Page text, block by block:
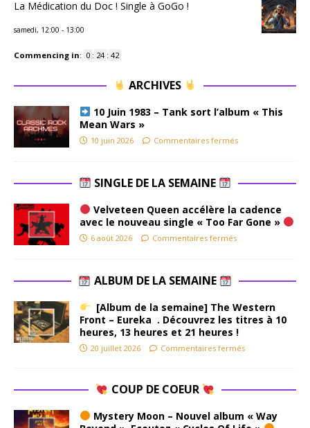
La Médication du Doc ! Single à GoGo !
samedi, 12:00 - 13:00
Commencing in: 0 : 24 : 41
ARCHIVES
10 Juin 1983 – Tank sort l’album « This
Mean Wars »
10 juin 2026 Commentaires fermés
SINGLE DE LA SEMAINE
Velveteen Queen accélère la cadence
avec le nouveau single « Too Far Gone »
6 août 2026 Commentaires fermés
ALBUM DE LA SEMAINE
[Album de la semaine] The Western
Front – Eureka . Découvrez les titres à 10
heures, 13 heures et 21 heures !
20 juillet 2026 Commentaires fermés
COUP DE COEUR
Mystery Moon – Nouvel album « Way